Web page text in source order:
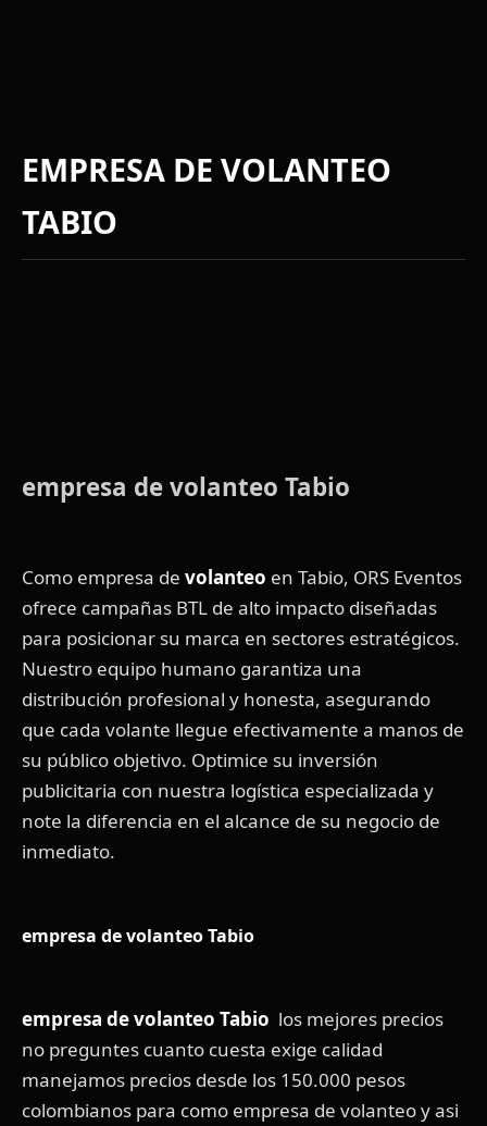
EMPRESA DE VOLANTEO
TABIO
empresa de volanteo Tabio
Como empresa de volanteo en Tabio, ORS Eventos
ofrece campañas BTL de alto impacto diseñadas
para posicionar su marca en sectores estratégicos.
Nuestro equipo humano garantiza una
distribución profesional y honesta, asegurando
que cada volante llegue efectivamente a manos de
su público objetivo. Optimice su inversión
publicitaria con nuestra logística especializada y
note la diferencia en el alcance de su negocio de
inmediato.
empresa de volanteo Tabio
empresa de volanteo Tabio los mejores precios
no preguntes cuanto cuesta exige calidad
manejamos precios desde los 150.000 pesos
colombianos para como empresa de volanteo y asi